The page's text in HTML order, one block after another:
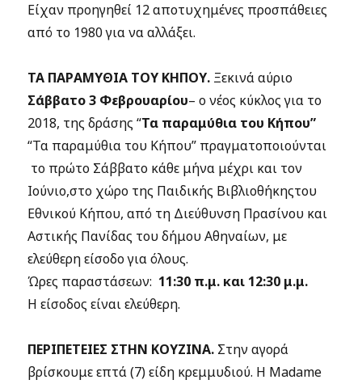
Είχαν προηγηθεί 12 αποτυχημένες προσπάθειες
από το 1980 για να αλλάξει.
ΤΑ ΠΑΡΑΜΥΘΙΑ ΤΟΥ ΚΗΠΟΥ. Ξεκινά αύριο
Σάββατο 3 Φεβρουαρίου– ο νέος κύκλος για το
2018, της δράσης “Τα παραμύθια του Κήπου”
“Τα παραμύθια του Κήπου” πραγματοποιούνται
το πρώτο Σάββατο κάθε μήνα μέχρι και τον
Ιούνιο,στο χώρο της Παιδικής Βιβλιοθήκηςτου
Εθνικού Κήπου, από τη Διεύθυνση Πρασίνου και
Αστικής Πανίδας του δήμου Αθηναίων, με
ελεύθερη είσοδο για όλους.
Ώρες παραστάσεων: 11:30 π.μ. και 12:30 μ.μ.
Η είσοδος είναι ελεύθερη.
ΠΕΡΙΠΕΤΕΙΕΣ ΣΤΗΝ ΚΟΥΖΙΝΑ. Στην αγορά
βρίσκουμε επτά (7) είδη κρεμμυδιού. Η Madame